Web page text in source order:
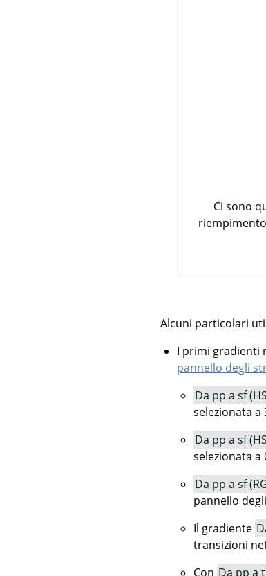
Ci sono
Alcuni particolari
I primi gradienti
pannello degli
Da pp a sf
selezionata a
Da pp a sf
selezionata a
Da pp a sf
pannello
Il gradiente
transizioni
Con Da pp a